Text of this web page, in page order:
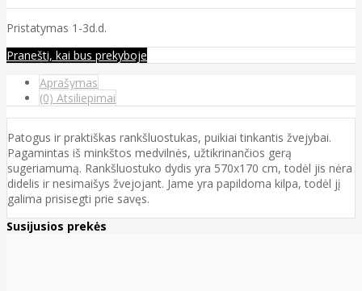
Pristatymas 1-3d.d.
Pranešti, kai bus prekyboje
Aprašymas
(0) Atsiliepimai
Patogus ir praktiškas rankšluostukas, puikiai tinkantis žvejybai.
Pagamintas iš minkštos medvilnės, užtikrinančios gerą
sugeriamumą. Rankšluostuko dydis yra 570x170 cm, todėl jis nėra
didelis ir nesimaišys žvejojant. Jame yra papildoma kilpa, todėl jį
galima prisisegti prie savęs.
Susijusios prekės